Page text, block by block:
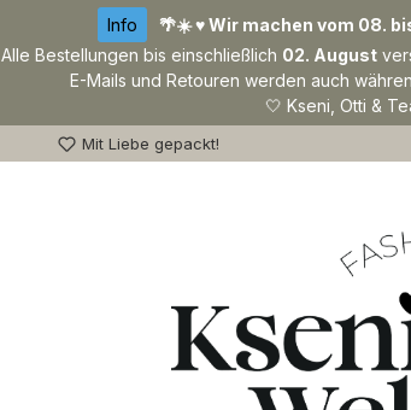
Info
🌴☀️ ♥ Wir machen vom 08.
Alle Bestellungen bis einschließlich 02. August
E-Mails und Retouren werden auch
🤍 Kseni, Otti &
Mit Liebe gepackt!